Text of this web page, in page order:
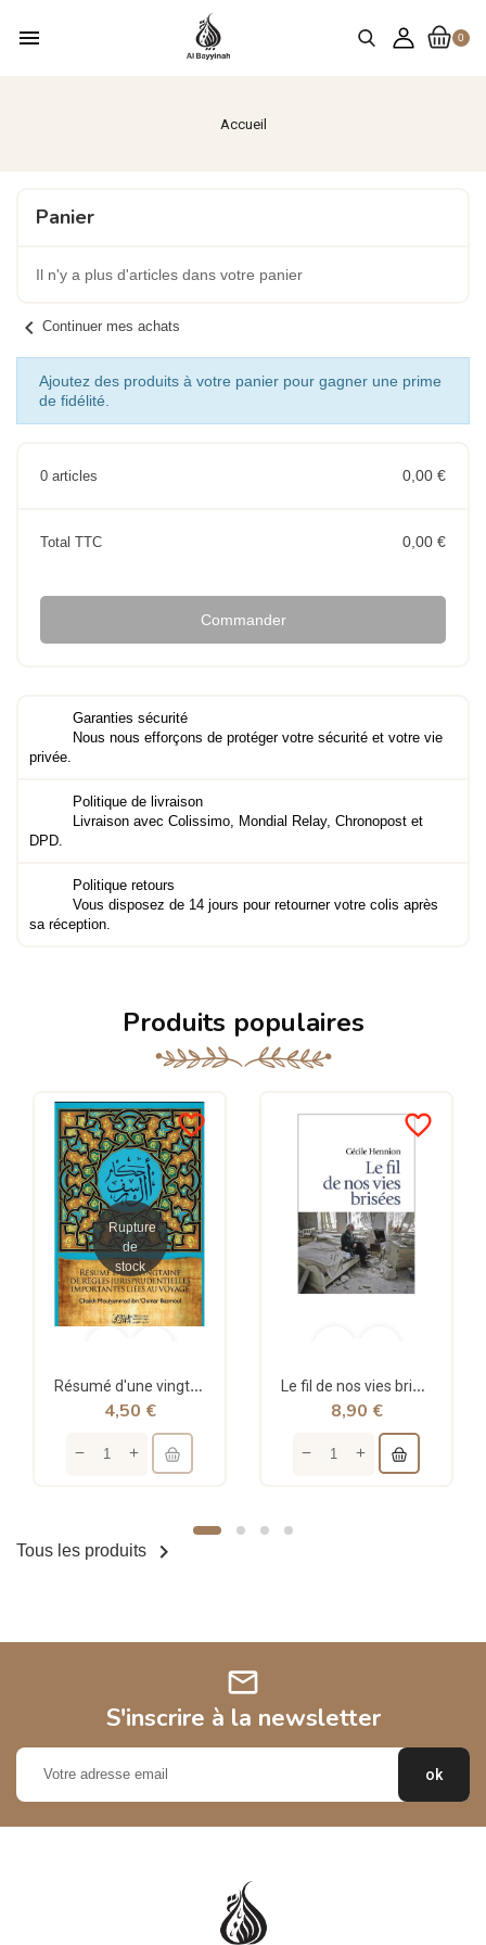
0
menu
Accueil
Panier
Il n'y a plus d'articles dans votre panier
chevron_left Continuer mes achats
Ajoutez des produits à votre panier pour gagner une prime
de fidélité.
0 articles 0,00 €
Total TTC 0,00 €
Commander
Garanties sécurité
Nous nous efforçons de protéger votre sécurité et votre vie
privée.
Politique de livraison
Livraison avec Colissimo, Mondial Relay, Chronopost et
DPD.
Politique retours
Vous disposez de 14 jours pour retourner votre colis après
sa réception.
Produits populaires
favorite_border
Rupture
de
stock
Résumé d'une vingtaine de règles jurisprudentielles liées au voyage - Bazmoul - Héritage...
4,50 €
favorite_border
Le fil de nos vies brisées - poche - Cécile Hennion - Points
8,90 €
Tous les produits 
mail
S'inscrire à la newsletter